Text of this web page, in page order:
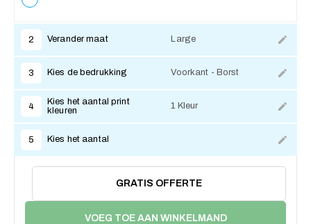
2 Verander maat Large
3 Kies de bedrukking Voorkant - Borst
4
Kies het aantal print
kleuren
1 Kleur
5 Kies het aantal
GRATIS OFFERTE
VOEG TOE AAN WINKELMAND